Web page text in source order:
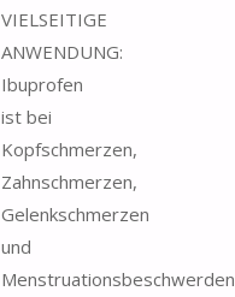
VIELSEITIGE
ANWENDUNG:
Ibuprofen
ist bei
Kopfschmerzen,
Zahnschmerzen,
Gelenkschmerzen
und
Menstruationsbeschwerden